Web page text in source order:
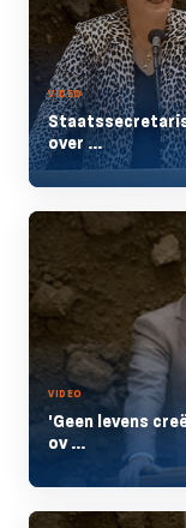
VIDEO
Staatssecretaris
over ...
VIDEO
'Geen levens
ov ...